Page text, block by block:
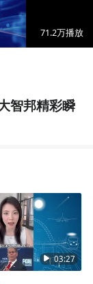
01:11
71.2万播放
智邦精彩瞬
03:27